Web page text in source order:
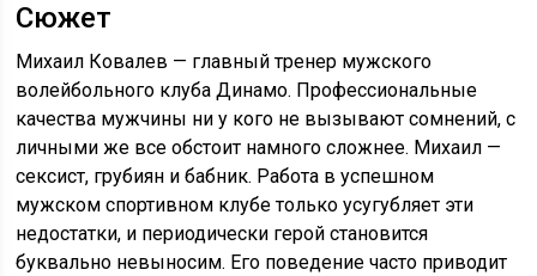
Сюжет
Михаил Ковалев — главный тренер мужского
волейбольного клуба Динамо. Профессиональные
качества мужчины ни у кого не вызывают сомнений, с
личными же все обстоит намного сложнее. Михаил —
сексист, грубиян и бабник. Работа в успешном
мужском спортивном клубе только усугубляет эти
недостатки, и периодически герой становится
буквально невыносим. Его поведение часто приводит